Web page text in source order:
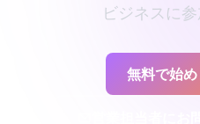
ビジネスに
無料で始